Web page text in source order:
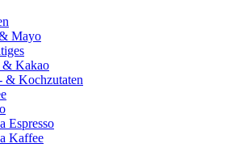
Mayo
& Kakao
& Kochzutaten
Espresso
Kaffee